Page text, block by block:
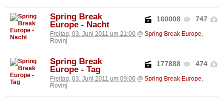
160008 747
Spring Break
Europe - Nacht
Freitag, 03. Juni 2011 um 21:00 @ Spring Break Europe,
Rovinj
177888 474
Spring Break
Europe - Tag
Freitag, 03. Juni 2011 um 09:00 @ Spring Break Europe,
Rovinj